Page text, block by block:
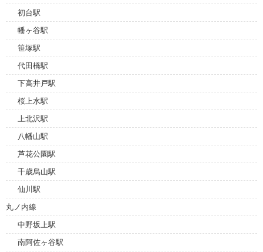
初台駅
幡ヶ谷駅
笹塚駅
代田橋駅
下高井戸駅
桜上水駅
上北沢駅
八幡山駅
芦花公園駅
千歳烏山駅
仙川駅
丸ノ内線
中野坂上駅
南阿佐ヶ谷駅